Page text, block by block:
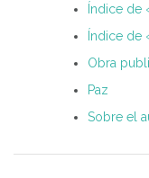
Índice de
Índice de
Obra
Paz
Sobre el